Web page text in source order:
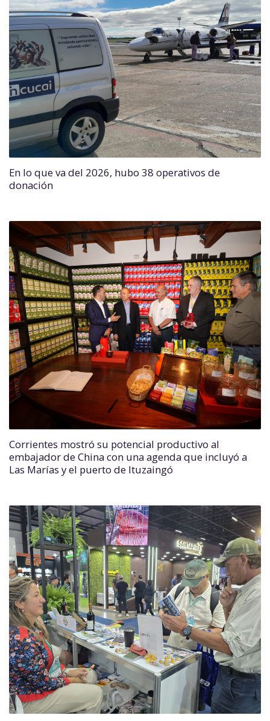
En lo que va del 2026, hubo 38 operativos de
donación
Corrientes mostró su potencial productivo al
embajador de China con una agenda que incluyó a
Las Marías y el puerto de Ituzaingó